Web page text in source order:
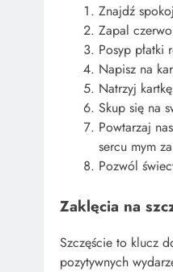
Znajdź
Zapal
Posyp płatki
Napisz na
Natrzyj
Skup się na
Powtarzaj
sercu mym
Pozwól
Zaklęcia na
Szczęście to klucz
pozytywnych